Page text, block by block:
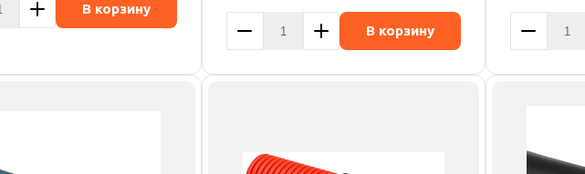
В корзину
В корзину